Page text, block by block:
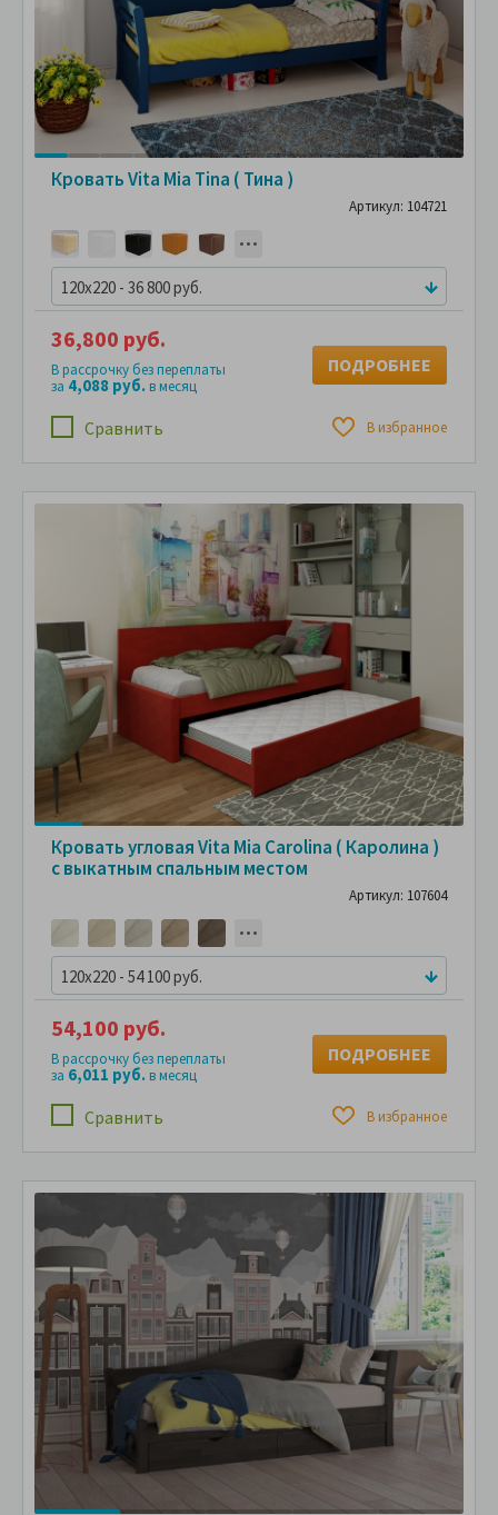
Кровать Vita Mia Tina ( Тина )
Артикул: 104721
120x220 - 36 800 руб.
Сравнить В избранное
36,800 руб.
В рассрочку без переплаты
за 4,088 руб.в месяц
ПОДРОБНЕЕ
Кровать угловая Vita Mia Carolina ( Каролина )
с выкатным спальным местом
Артикул: 107604
120x220 - 54 100 руб.
Сравнить В избранное
54,100 руб.
В рассрочку без переплаты
за 6,011 руб.в месяц
ПОДРОБНЕЕ